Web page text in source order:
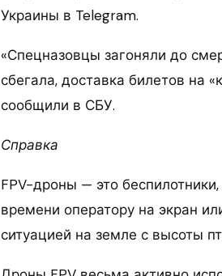
Украины в Telegram.
«Спецназовцы загоняли до
сбегала, доставка билетов на
сообщили в СБУ.
Справка
FPV-дроны — это
времени оператору на экран
ситуацией на земле с высоты